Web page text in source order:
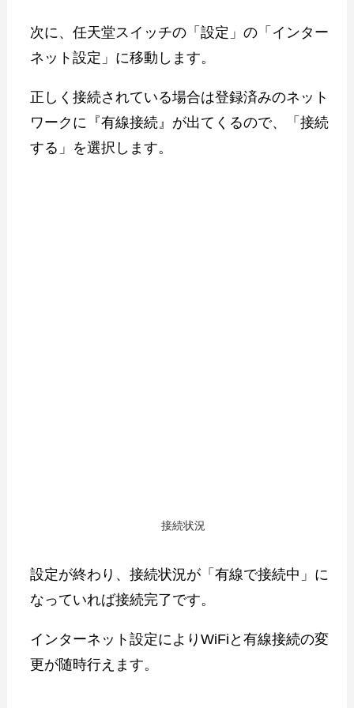
次に、任天堂スイッチの「設定」の「インター
ネット設定」に移動します。
正しく接続されている場合は登録済みのネット
ワークに『有線接続』が出てくるので、「接続
する」を選択します。
接続状況
設定が終わり、接続状況が「有線で接続中」に
なっていれば接続完了です。
インターネット設定によりWiFiと有線接続の変
更が随時行えます。